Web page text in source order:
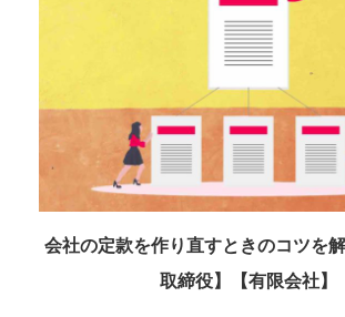
会社の定款を作り直すときのコツを
取締役】【有限会社】